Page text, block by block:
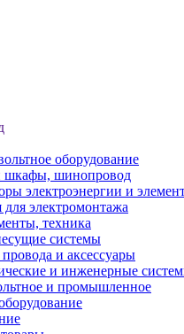
оборудование
шинопровод
электроэнергии и
для электромонтажа
техника
системы
и аксессуары
и инженерные
и промышленное